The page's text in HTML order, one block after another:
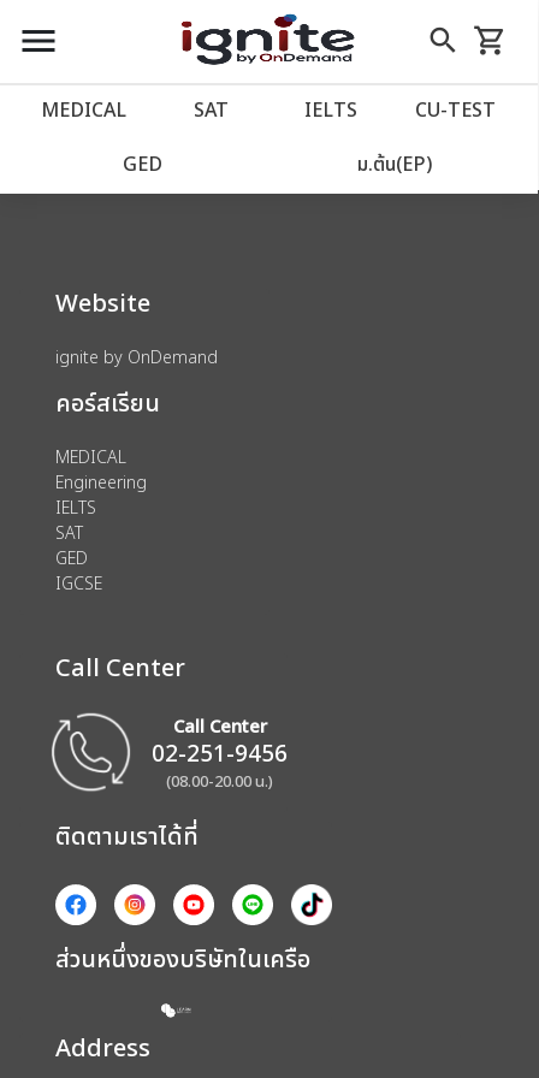
close
account_balance หน้าแรก
เว็บไซต์อิกไนท์
import_contacts วางแผนการเรียน
account_circle เข้าสู่ระบบ
assignment ลงทะเบียน
menu search
Skip
to
shopping_cart
รถเข็น
MEDICAL SAT IELTS CU‑TEST
GED ม.ต้น(EP)
We could not find anything for 80000177
Website
ignite by OnDemand
คอร์สเรียน
MEDICAL
Engineering
IELTS
SAT
GED
IGCSE
Call Center
Call Center
02-251-9456
(08.00-20.00 น.)
ติดตามเราได้ที่
ส่วนหนึ่งของบริษัทในเครือ
Address